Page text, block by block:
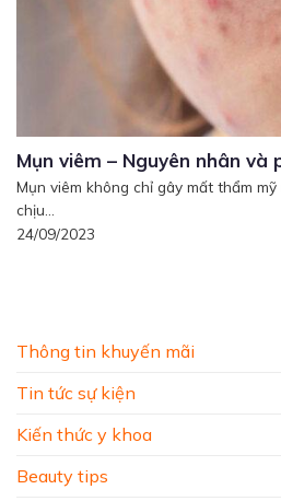
Thông tin khuyến mãi
Tin tức sự kiện
Kiến thức y khoa
Beauty tips
Mụn viêm – Nguyên nhân
Mụn viêm không chỉ gây mất thẩm
chịu...
24/09/2023